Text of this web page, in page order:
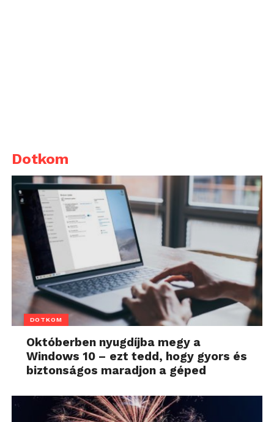
Dotkom
DOTKOM
Októberben nyugdíjba megy a
Windows 10 – ezt tedd, hogy gyors és
biztonságos maradjon a géped